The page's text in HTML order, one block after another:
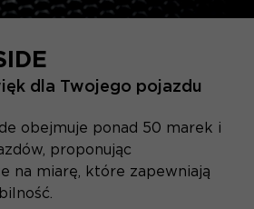
dla Twojego pojazdu
obejmuje ponad 50 marek i
proponując
na miarę, które zapewniają